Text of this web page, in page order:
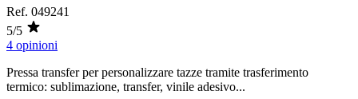
Ref. 049241
5/5
4 opinioni
Pressa transfer per personalizzare tazze tramite trasferimento
termico: sublimazione, transfer, vinile adesivo...